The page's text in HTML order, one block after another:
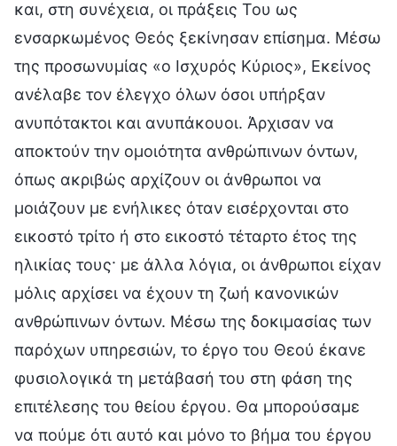
και, στη συνέχεια, οι πράξεις Του ως
ενσαρκωμένος Θεός ξεκίνησαν επίσημα. Μέσω
της προσωνυμίας «ο Ισχυρός Κύριος», Εκείνος
ανέλαβε τον έλεγχο όλων όσοι υπήρξαν
ανυπότακτοι και ανυπάκουοι. Άρχισαν να
αποκτούν την ομοιότητα ανθρώπινων όντων,
όπως ακριβώς αρχίζουν οι άνθρωποι να
μοιάζουν με ενήλικες όταν εισέρχονται στο
εικοστό τρίτο ή στο εικοστό τέταρτο έτος της
ηλικίας τους· με άλλα λόγια, οι άνθρωποι είχαν
μόλις αρχίσει να έχουν τη ζωή κανονικών
ανθρώπινων όντων. Μέσω της δοκιμασίας των
παρόχων υπηρεσιών, το έργο του Θεού έκανε
φυσιολογικά τη μετάβασή του στη φάση της
επιτέλεσης του θείου έργου. Θα μπορούσαμε
να πούμε ότι αυτό και μόνο το βήμα του έργου